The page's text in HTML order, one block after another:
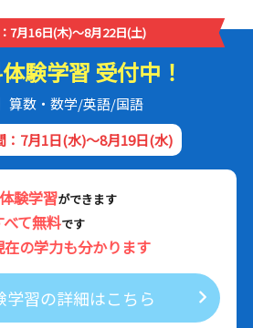
7月16日(木)～8月22日(土)
験学習 受付中！
算数・数学/英語/国語
：7月1日(水)～8月19日(水)
験学習ができます
べて無料です
在の学力も分かります
学習の詳細はこちら